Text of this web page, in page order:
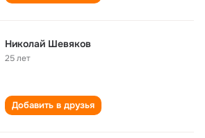
Николай Шевяков
25 лет
Добавить в друзья